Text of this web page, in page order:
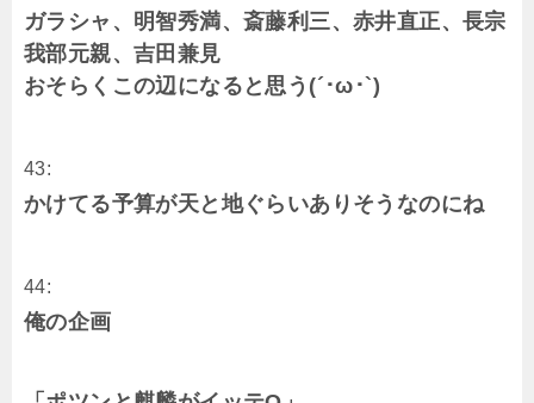
ガラシャ、明智秀満、斎藤利三、赤井直正、長宗
我部元親、吉田兼見
おそらくこの辺になると思う(´･ω･`)
43:
かけてる予算が天と地ぐらいありそうなのにね
44:
俺の企画